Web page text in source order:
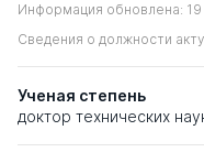
Информация обновлена: 19
Сведения о должности
Ученая степень
доктор технических